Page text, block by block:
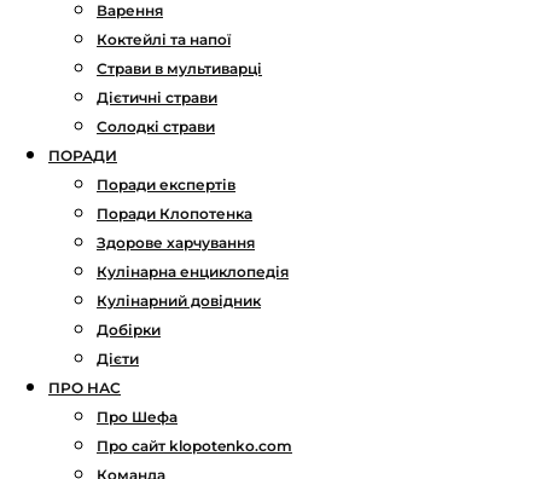
Варення
Коктейлі та напої
Страви в мультиварці
Дієтичні страви
Солодкі страви
ПОРАДИ
Поради експертів
Поради Клопотенка
Здорове харчування
Кулінарна енциклопедія
Кулінарний довідник
Добірки
Дієти
ПРО НАС
Про Шефа
Про сайт klopotenko.com
Команда